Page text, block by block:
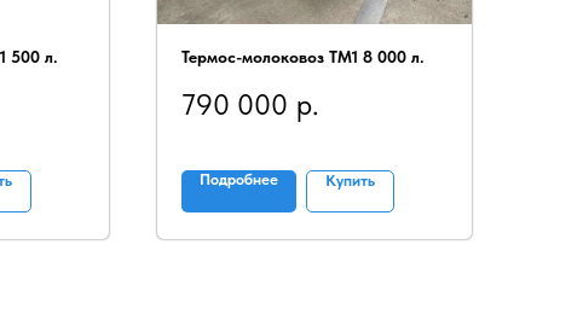
500 л. Термос-молоковоз ТМ1 8 000 л.
790 000 р.
Подробнее Купить